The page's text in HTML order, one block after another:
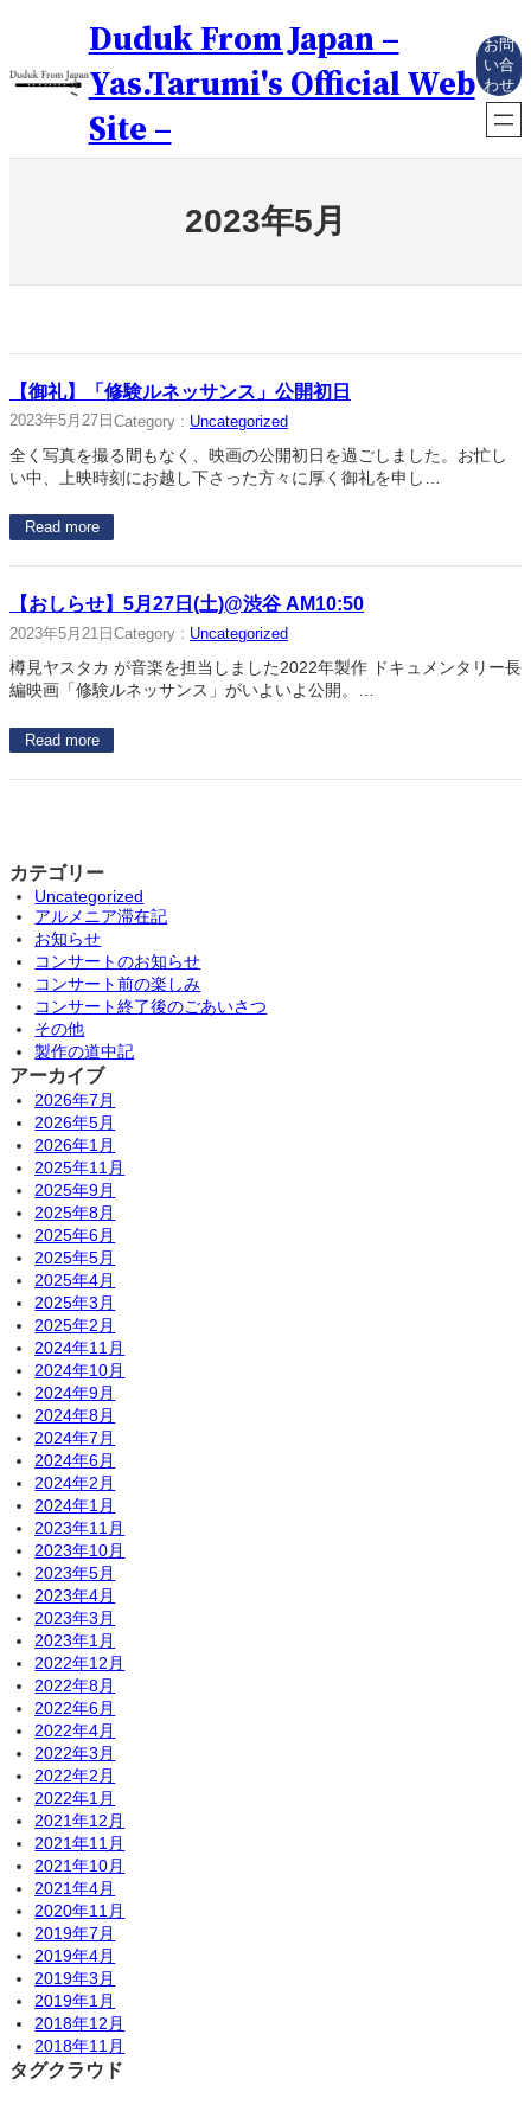
ス
プ
Duduk From Japan –
Yas.Tarumi's Official Web
Site –
お問
い合
わせ
2023年5月
【御礼】「修験ルネッサンス」公開初日
2023年5月27日 Category : Uncategorized
全く写真を撮る間もなく、映画の公開初日を過ごしました。お忙し
い中、上映時刻にお越し下さった方々に厚く御礼を申し…
Read more
【おしらせ】5月27日(土)@渋谷 AM10:50
2023年5月21日 Category : Uncategorized
樽見ヤスタカ が音楽を担当しました2022年製作 ドキュメンタリー長
編映画「修験ルネッサンス」がいよいよ公開。…
Read more
カテゴリー
Uncategorized
アルメニア滞在記
お知らせ
コンサートのお知らせ
コンサート前の楽しみ
コンサート終了後のごあいさつ
その他
製作の道中記
アーカイブ
2026年7月
2026年5月
2026年1月
2025年11月
2025年9月
2025年8月
2025年6月
2025年5月
2025年4月
2025年3月
2025年2月
2024年11月
2024年10月
2024年9月
2024年8月
2024年7月
2024年6月
2024年2月
2024年1月
2023年11月
2023年10月
2023年5月
2023年4月
2023年3月
2023年1月
2022年12月
2022年8月
2022年6月
2022年4月
2022年3月
2022年2月
2022年1月
2021年12月
2021年11月
2021年10月
2021年4月
2020年11月
2019年7月
2019年4月
2019年3月
2019年1月
2018年12月
2018年11月
タグクラウド